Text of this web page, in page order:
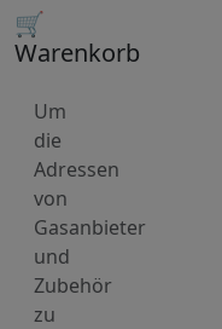
🛒
Warenkorb
Um
die
Adressen
von
Gasanbieter
und
Zubehör
zu